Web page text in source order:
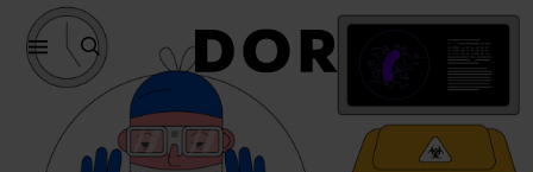
meniu
conținut
English